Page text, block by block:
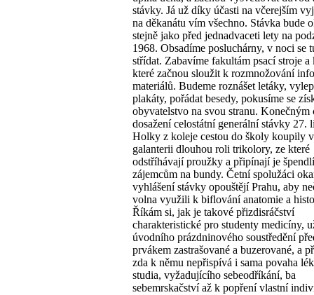
stávky. Já už díky účasti na včerejším
na děkanátu vím všechno. Stávka bude
stejně jako před jednadvaceti lety na
1968. Obsadíme posluchárny, v noci se
střídat. Zabavíme fakultám psací stroje
které začnou sloužit k rozmnožování
materiálů. Budeme roznášet letáky,
plakáty, pořádat besedy, pokusíme se
obyvatelstvo na svou stranu. Konečným
dosažení celostátní generální stávky 27.
Holky z koleje cestou do školy koupily
galanterii dlouhou roli trikolory, ze které
odstříhávají proužky a připínají je
zájemcům na bundy. Četní spolužáci
vyhlášení stávky opouštějí Prahu, aby
volna využili k biflování anatomie a
Říkám si, jak je takové přizdisráčství
charakteristické pro studenty medicíny,
úvodního prázdninového soustředění
prvákem zastrašované a buzerované, a
zda k němu nepřispívá i sama povaha
studia, vyžadujícího sebeodříkání, ba
sebemrskačství až k popření vlastní